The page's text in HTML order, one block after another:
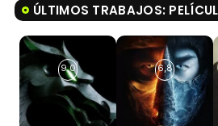
ÚLTIMOS TRABAJOS:
9,0 6,8